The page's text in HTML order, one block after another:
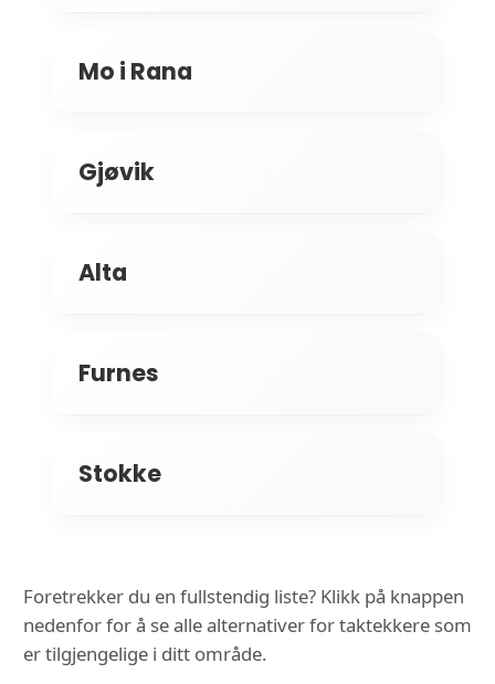
Mo i Rana
Gjøvik
Alta
Furnes
Stokke
Foretrekker du en fullstendig liste? Klikk på knappen
nedenfor for å se alle alternativer for taktekkere som
er tilgjengelige i ditt område.